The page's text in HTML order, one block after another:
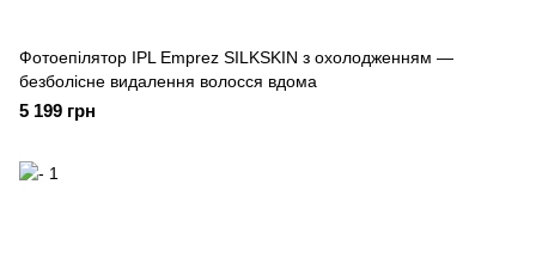
Фотоепілятор IPL Emprez SILKSKIN з охолодженням —
безболісне видалення волосся вдома
5 199 грн